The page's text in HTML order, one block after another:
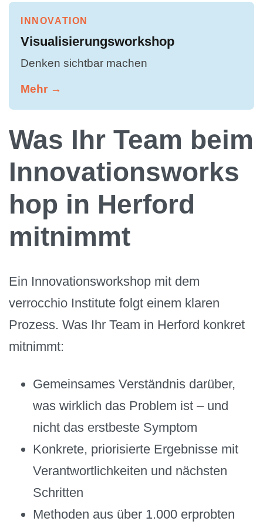
INNOVATION
Visualisierungsworkshop
Denken sichtbar machen
Mehr →
Was Ihr Team beim
Innovationsworks
hop in Herford
mitnimmt
Ein Innovationsworkshop mit dem
verrocchio Institute folgt einem klaren
Prozess. Was Ihr Team in Herford konkret
mitnimmt:
Gemeinsames Verständnis darüber,
was wirklich das Problem ist – und
nicht das erstbeste Symptom
Konkrete, priorisierte Ergebnisse mit
Verantwortlichkeiten und nächsten
Schritten
Methoden aus über 1.000 erprobten